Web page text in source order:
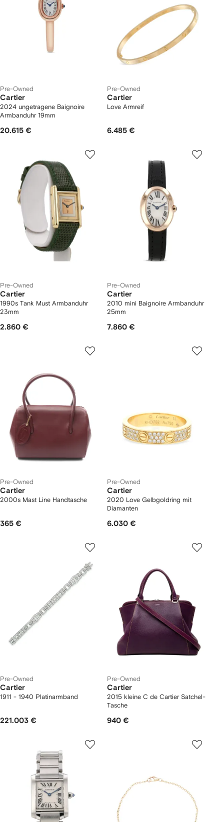
Pre-Owned
Cartier
2024 ungetragene Baignoire
Armbanduhr 19mm
20.615 €
Pre-Owned
Cartier
Love Armreif
6.485 €
Pre-Owned
Cartier
1990s Tank Must Armbanduhr
23mm
2.860 €
Pre-Owned
Cartier
2010 mini Baignoire Armbanduhr
25mm
7.860 €
Pre-Owned
Cartier
2000s Mast Line Handtasche
365 €
Pre-Owned
Cartier
2020 Love Gelbgoldring mit
Diamanten
6.030 €
Pre-Owned
Cartier
1911 - 1940 Platinarmband
221.003 €
Pre-Owned
Cartier
2015 kleine C de Cartier Satchel-
Tasche
940 €